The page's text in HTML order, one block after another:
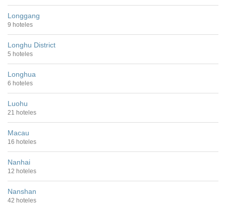
Longgang
9 hoteles
Longhu District
5 hoteles
Longhua
6 hoteles
Luohu
21 hoteles
Macau
16 hoteles
Nanhai
12 hoteles
Nanshan
42 hoteles